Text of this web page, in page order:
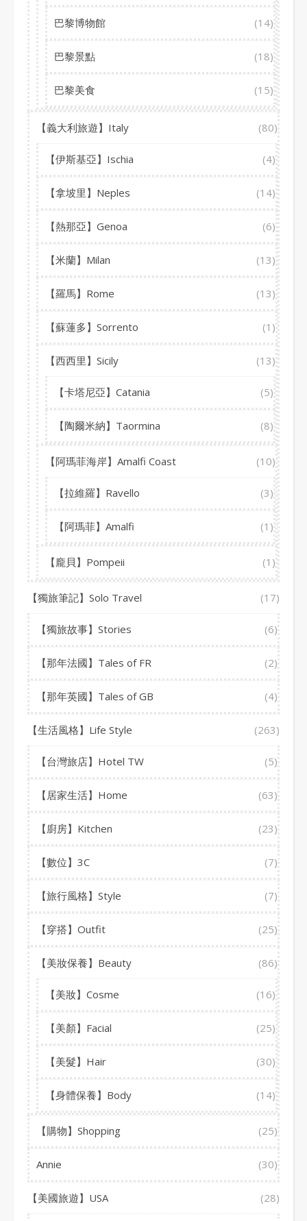
巴黎博物館 (14)
巴黎景點 (18)
巴黎美食 (15)
【義大利旅遊】Italy (80)
【伊斯基亞】Ischia (4)
【拿坡里】Neples (14)
【熱那亞】Genoa (6)
【米蘭】Milan (13)
【羅馬】Rome (13)
【蘇蓮多】Sorrento (1)
【西西里】Sicily (13)
【卡塔尼亞】Catania (5)
【陶爾米納】Taormina (8)
【阿瑪菲海岸】Amalfi Coast (10)
【拉維羅】Ravello (3)
【阿瑪菲】Amalfi (1)
【龐貝】Pompeii (1)
【獨旅筆記】Solo Travel (17)
【獨旅故事】Stories (6)
【那年法國】Tales of FR (2)
【那年英國】Tales of GB (4)
【生活風格】Life Style (263)
【台灣旅店】Hotel TW (5)
【居家生活】Home (63)
【廚房】Kitchen (23)
【數位】3C (7)
【旅行風格】Style (7)
【穿搭】Outfit (25)
【美妝保養】Beauty (86)
【美妝】Cosme (16)
【美顏】Facial (25)
【美髮】Hair (30)
【身體保養】Body (14)
【購物】Shopping (25)
Annie (30)
【美國旅遊】USA (28)